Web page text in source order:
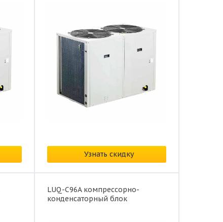
Узнать скидку
LUQ-C96A компрессорно-
конденсаторный блок